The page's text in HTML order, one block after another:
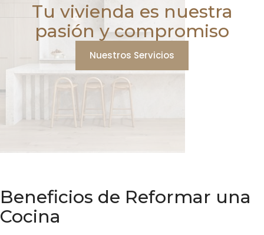
Tu vivienda es nuestra
pasión y compromiso
Nuestros Servicios
Beneficios de Reformar una
Cocina